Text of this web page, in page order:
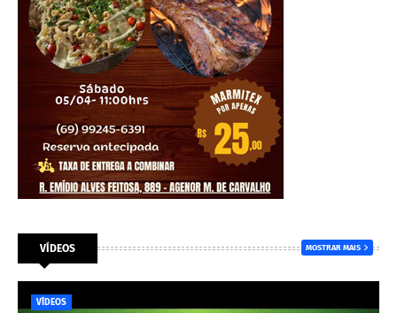
VÍDEOS MOSTRAR MAIS
VÍDEOS